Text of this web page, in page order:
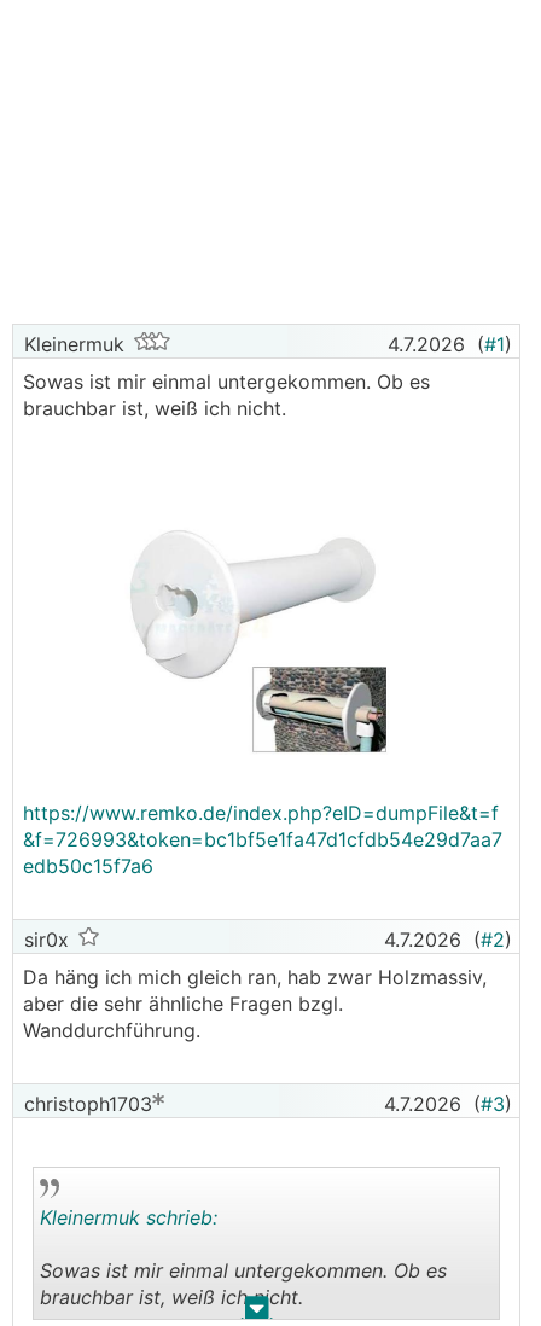
Kleinermuk 4.7.2026 (#1)
Sowas ist mir einmal untergekommen. Ob es
brauchbar ist, weiß ich nicht.
https://www.remko.de/index.php?eID=dumpFile&t=f
&f=726993&token=bc1bf5e1fa47d1cfdb54e29d7aa7
edb50c15f7a6
sir0x 4.7.2026 (#2)
Da häng ich mich gleich ran, hab zwar Holzmassiv,
aber die sehr ähnliche Fragen bzgl.
Wanddurchführung.
christoph1703 4.7.2026 (#3)
. .
Kleinermuk schrieb:
Sowas ist mir einmal untergekommen. Ob es
brauchbar ist, weiß ich nicht.